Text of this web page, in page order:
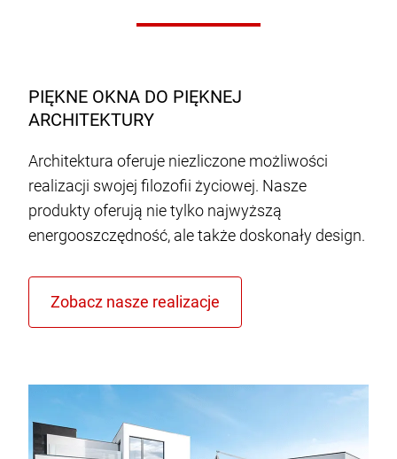
PIĘKNE OKNA DO PIĘKNEJ
ARCHITEKTURY
Architektura oferuje niezliczone możliwości
realizacji swojej filozofii życiowej. Nasze
produkty oferują nie tylko najwyższą
energooszczędność, ale także doskonały design.